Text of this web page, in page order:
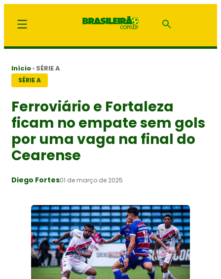
Início › SÉRIE A
SÉRIE A
Ferroviário e Fortaleza
ficam no empate sem gols
por uma vaga na final do
Cearense
Diego Fortes01 de março de 2025